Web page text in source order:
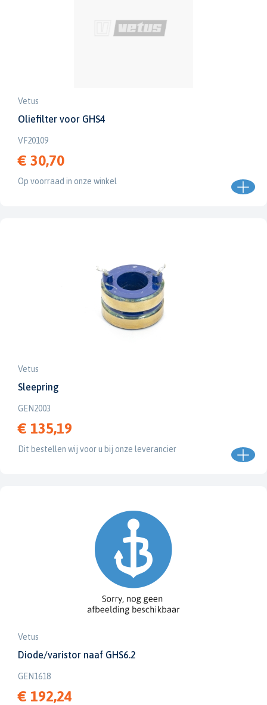
Vetus
Oliefilter voor GHS4
VF20109
€ 30,70
Op voorraad in onze winkel
Vetus
Sleepring
GEN2003
€ 135,19
Dit bestellen wij voor u bij onze leverancier
Vetus
Diode/varistor naaf GHS6.2
GEN1618
€ 192,24